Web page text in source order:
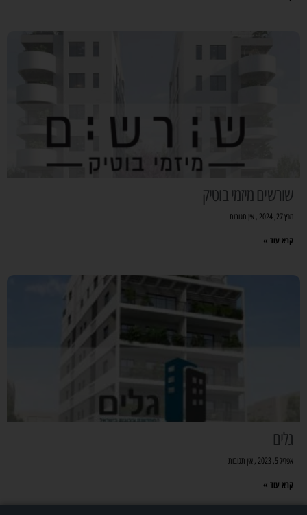
שורשים מיזמי בוטיק
מרץ 27, 2024 אין תגובות
קרא עוד »
גלים
אפריל 5, 2023 אין תגובות
קרא עוד »